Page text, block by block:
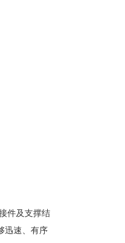
件及支撑结
迅速、有序